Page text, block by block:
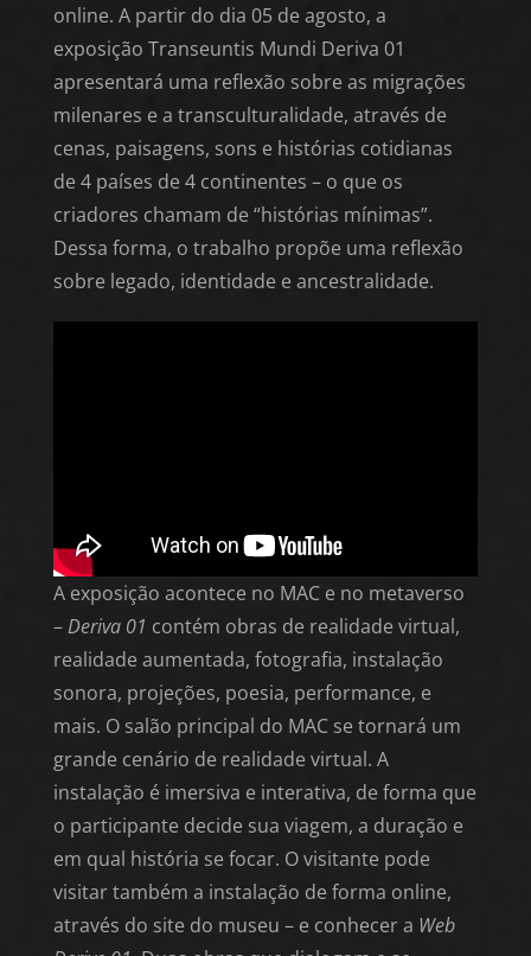
online. A partir do dia 05 de agosto, a
exposição Transeuntis Mundi Deriva 01
apresentará uma reflexão sobre as migrações
milenares e a transculturalidade, através de
cenas, paisagens, sons e histórias cotidianas
de 4 países de 4 continentes – o que os
criadores chamam de “histórias mínimas”.
Dessa forma, o trabalho propõe uma reflexão
sobre legado, identidade e ancestralidade.
A exposição acontece no MAC e no metaverso
–Deriva 01 contém obras de realidade virtual,
realidade aumentada, fotografia, instalação
sonora, projeções, poesia, performance, e
mais. O salão principal do MAC se tornará um
grande cenário de realidade virtual. A
instalação é imersiva e interativa, de forma que
o participante decide sua viagem, a duração e
em qual história se focar. O visitante pode
visitar também a instalação de forma online,
através do site do museu – e conhecer a Web